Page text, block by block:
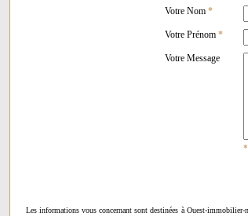
Votre Nom *
Votre Prénom *
Votre Message
*
Les informations vous concernant sont destinées à Ouest-